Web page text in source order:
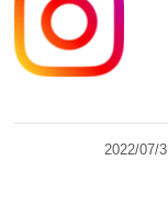
2022/07/3